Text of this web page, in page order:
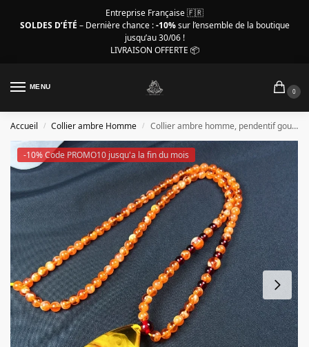
Entreprise Française 🇫🇷
SOLDES D’ÉTÉ – Dernière chance :-10%sur l’ensemble de la boutique
jusqu’au 30/06 !
LIVRAISON OFFERTE 📦
MENU
0
Accueil / Collier ambre Homme / Collier ambre homme, pendentif goutte exquise – 50 cm
-10% Code PROMO10 jusqu'a la fin du mois